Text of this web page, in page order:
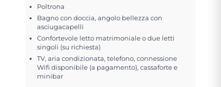
Poltrona
Bagno con doccia, angolo bellezza con
asciugacapelli
Confortevole letto matrimoniale o due letti
singoli (su richiesta)
TV, aria condizionata, telefono, connessione
Wifi disponibile (a pagamento), cassaforte e
minibar